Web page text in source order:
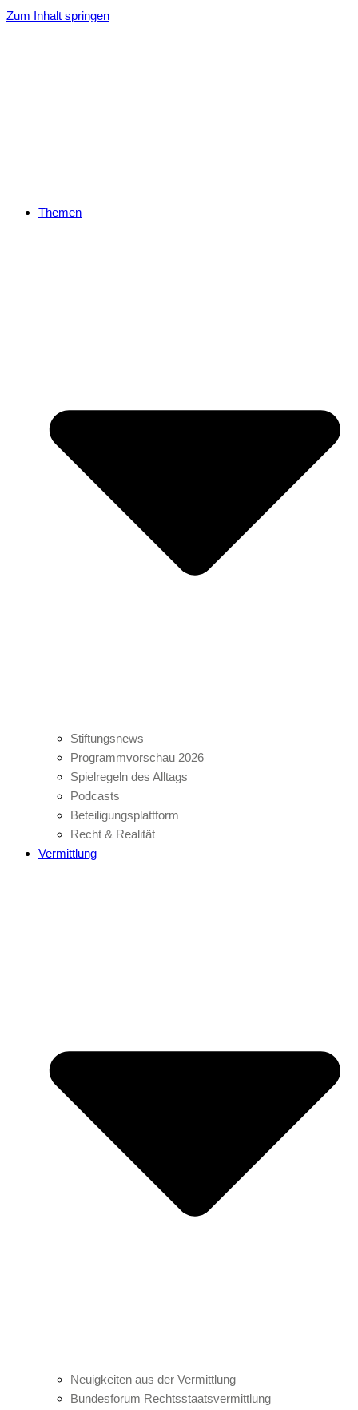
Zum Inhalt springen
Themen
Stiftungsnews
Programmvorschau 2026
Spielregeln des Alltags
Podcasts
Beteiligungsplattform
Recht & Realität
Vermittlung
Neuigkeiten aus der Vermittlung
Bundesforum Rechtsstaatsvermittlung